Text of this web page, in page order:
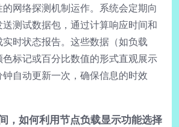
网络探测机制运作。系统会定期向
测试数据包，通过计算响应时间和
时状态报告。这些数据（如负载
标记或百分比数值的形式直观展示
自动更新一次，确保信息的时效
，如何利用节点负载显示功能选择